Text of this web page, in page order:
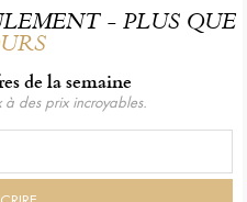
- PLUS QUE
de la semaine
des prix incroyables.